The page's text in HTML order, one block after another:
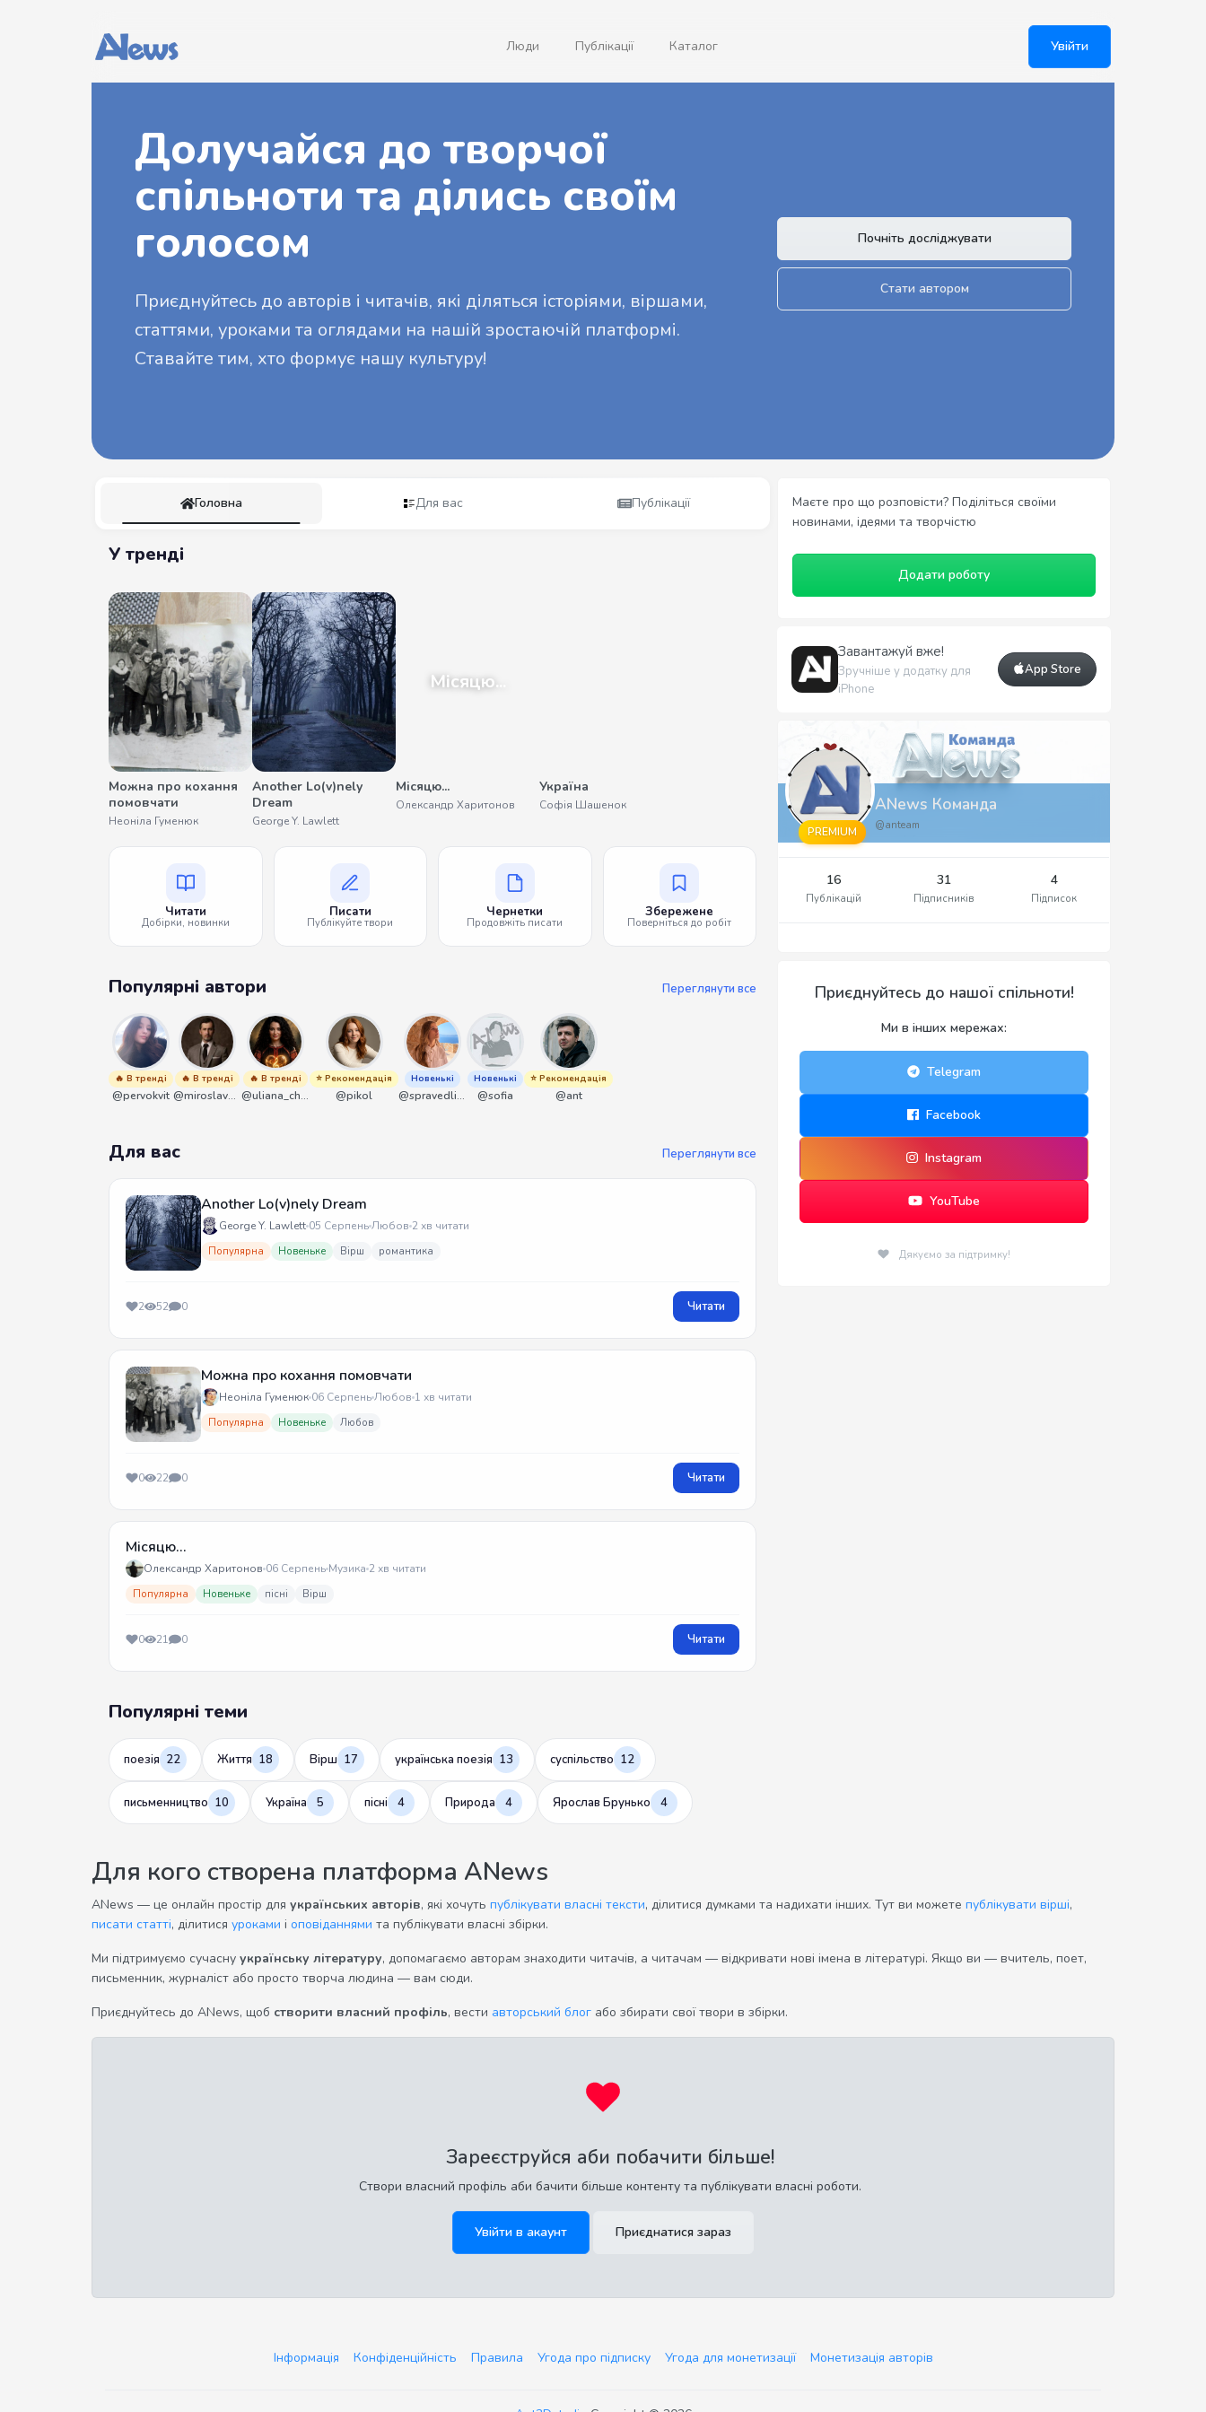
Люди Публікації Каталог Увійти
Долучайся до творчої
спільноти та ділись своїм
голосом
Приєднуйтесь до авторів і читачів, які діляться історіями, віршами,
статтями, уроками та оглядами на нашій зростаючій платформі.
Ставайте тим, хто формує нашу культуру!
Почніть досліджувати
Стати автором
Головна Для вас Публікації
У тренді
Можна про кохання
помовчати
Неоніла Гуменюк
Another Lo(v)nely
Dream
George Y. Lawlett
Місяцю...
Місяцю...
Олександр Харитонов
Україна
Софія Шашенок
Читати
Добірки, новинки
Писати
Публікуйте твори
Чернетки
Продовжіть писати
Збережене
Поверніться до робіт
Популярні автори Переглянути все
🔥 В тренді
@pervokvit
🔥 В тренді
@miroslavmaniyk
🔥 В тренді
@uliana_chernenko
⭐ Рекомендація
@pikol
Новенькі
@spravedliwa
Новенькі
@sofia
⭐ Рекомендація
@ant
Для вас Переглянути все
Another Lo(v)nely Dream
George Y. Lawlett 05 СерпеньЛюбов 2 хв читати
Популярна Новеньке Вірш романтика
2 52 0 Читати
Можна про кохання помовчати
Неоніла Гуменюк 06 СерпеньЛюбов 1 хв читати
Популярна Новеньке Любов
0 22 0 Читати
Місяцю...
Олександр Харитонов 06 Серпень Музика 2 хв читати
Популярна Новеньке пісні Вірш
0 21 0 Читати
Популярні теми
поезія 22 Життя 18 Вірш 17 українська поезія 13 суспільство 12
письменництво 10 Україна 5 пісні 4 Природа 4 Ярослав Брунько 4
Маєте про що розповісти? Поділіться своїми
новинами, ідеями та творчістю
Додати роботу
Завантажуй вже!
Зручніше у додатку для
iPhone
App Store
PREMIUM
ANews Команда
@anteam
16
Публікацій
31
Підписників
4
Підписок
Приєднуйтесь до нашої спільноти!
Ми в інших мережах:
Telegram
Facebook
Instagram
YouTube
Дякуємо за підтримку!
Для кого створена платформа ANews
ANews — це онлайн простір для українських авторів, які хочуть публікувати власні тексти, ділитися думками та надихати інших. Тут ви можете публікувати вірші,
писати статті, ділитися уроками і оповіданнями та публікувати власні збірки.
Ми підтримуємо сучасну українську літературу, допомагаємо авторам знаходити читачів, а читачам — відкривати нові імена в літературі. Якщо ви — вчитель, поет,
письменник, журналіст або просто творча людина — вам сюди.
Приєднуйтесь до ANews, щоб створити власний профіль, вести авторський блог або збирати свої твори в збірки.
Зареєструйся аби побачити більше!
Створи власний профіль аби бачити більше контенту та публікувати власні роботи.
Увійти в акаунт Приєднатися зараз
Інформація Конфіденційність Правила Угода про підписку Угода для монетизації Монетизація авторів